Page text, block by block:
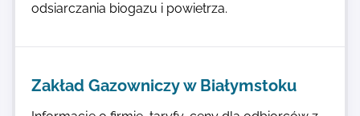
odsiarczania biogazu i powietrza.
Zakład Gazowniczy w Białymstoku